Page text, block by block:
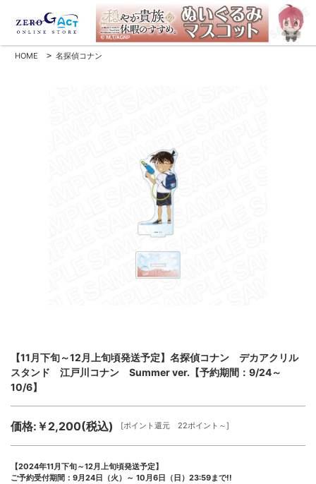
HOME > 名探偵コナン
【11月下旬～12月上旬頃発送予定】名探偵コナン デカアクリル
スタンド 江戸川コナン Summer ver.【予約期間：9/24～
10/6】
価格:￥2,200(税込) [ポイント還元 22ポイント～]
【2024年11月下旬～12月上旬頃発送予定】
ご予約受付期間：9月24日（火）～ 10月6日（日）23:59まで!!